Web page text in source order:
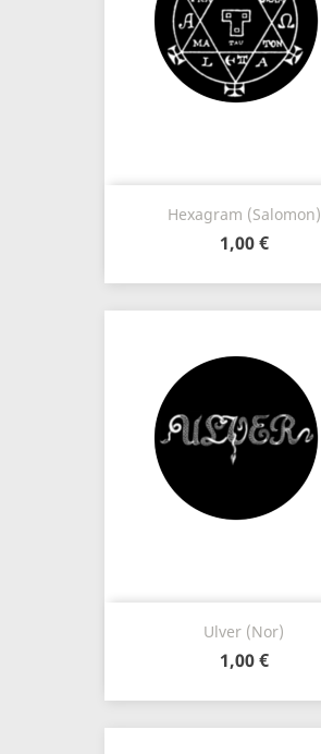
Hexagram (Salomon)
1,00 €
Ulver (Nor)
1,00 €